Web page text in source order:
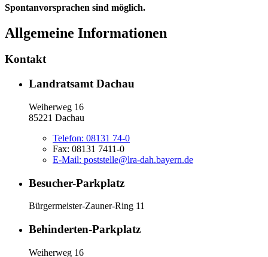
Spontanvorsprachen sind möglich.
Allgemeine Informationen
Kontakt
Landratsamt Dachau
Weiherweg 16
85221 Dachau
Telefon: 08131 74-0
Fax: 08131 7411-0
E-Mail: poststelle@lra-dah.bayern.de
Besucher-Parkplatz
Bürgermeister-Zauner-Ring 11
Behinderten-Parkplatz
Weiherweg 16